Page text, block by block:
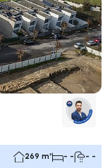
269 m² - - - -